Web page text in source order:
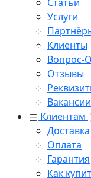
Услуги
Клиенты
Вопрос-
Отзывы
Вакансии
Клиентам
Доставка
Оплата
Гарантия
Как